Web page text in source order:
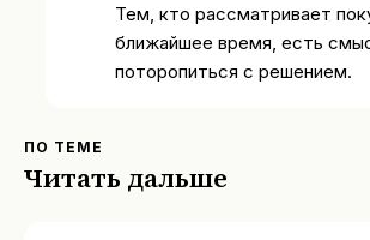
Тем, кто рассматривает
ближайшее время, есть
поторопиться с решением.
ПО ТЕМЕ
Читать дальше